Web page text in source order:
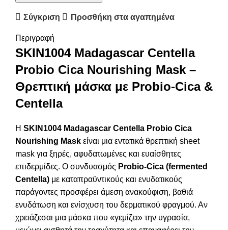
Σύγκριση Προσθήκη στα αγαπημένα
Περιγραφή
SKIN1004 Madagascar Centella
Probio Cica Nourishing Mask –
Θρεπτική μάσκα με Probio-Cica &
Centella
Η SKIN1004 Madagascar Centella Probio Cica
Nourishing Mask είναι μια εντατικά θρεπτική sheet
mask για ξηρές, αφυδατωμένες και ευαίσθητες
επιδερμίδες. Ο συνδυασμός Probio-Cica (fermented
Centella) με καταπραϋντικούς και ενυδατικούς
παράγοντες προσφέρει άμεση ανακούφιση, βαθιά
ενυδάτωση και ενίσχυση του δερματικού φραγμού. Αν
χρειάζεσαι μια μάσκα που «γεμίζει» την υγρασία,